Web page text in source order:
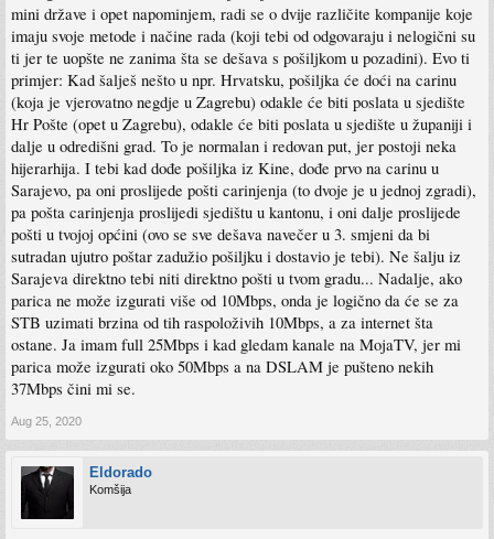
mini države i opet napominjem, radi se o dvije različite kompanije koje
imaju svoje metode i načine rada (koji tebi od odgovaraju i nelogični su
ti jer te uopšte ne zanima šta se dešava s pošiljkom u pozadini). Evo ti
primjer: Kad šalješ nešto u npr. Hrvatsku, pošiljka će doći na carinu
(koja je vjerovatno negdje u Zagrebu) odakle će biti poslata u sjedište
Hr Pošte (opet u Zagrebu), odakle će biti poslata u sjedište u županiji i
dalje u odredišni grad. To je normalan i redovan put, jer postoji neka
hijerarhija. I tebi kad dođe pošiljka iz Kine, dođe prvo na carinu u
Sarajevo, pa oni proslijede pošti carinjenja (to dvoje je u jednoj zgradi),
pa pošta carinjenja proslijedi sjedištu u kantonu, i oni dalje proslijede
pošti u tvojoj općini (ovo se sve dešava navečer u 3. smjeni da bi
sutradan ujutro poštar zadužio pošiljku i dostavio je tebi). Ne šalju iz
Sarajeva direktno tebi niti direktno pošti u tvom gradu... Nadalje, ako
parica ne može izgurati više od 10Mbps, onda je logično da će se za
STB uzimati brzina od tih raspoloživih 10Mbps, a za internet šta
ostane. Ja imam full 25Mbps i kad gledam kanale na MojaTV, jer mi
parica može izgurati oko 50Mbps a na DSLAM je pušteno nekih
37Mbps čini mi se.
Aug 25, 2020
Eldorado
Komšija